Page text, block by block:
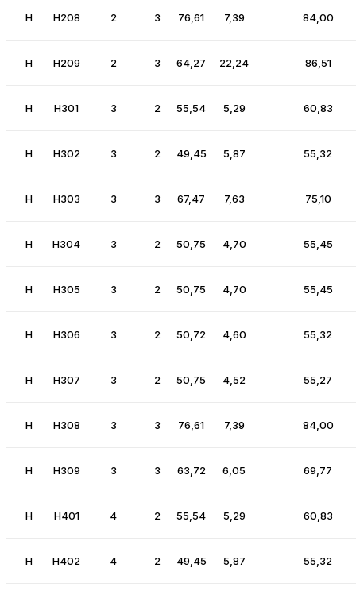
H H208 2 3 76,61 7,39 84,00
H H209 2 3 64,27 22,24 86,51
H H301 3 2 55,54 5,29 60,83
H H302 3 2 49,45 5,87 55,32
H H303 3 3 67,47 7,63 75,10
H H304 3 2 50,75 4,70 55,45
H H305 3 2 50,75 4,70 55,45
H H306 3 2 50,72 4,60 55,32
H H307 3 2 50,75 4,52 55,27
H H308 3 3 76,61 7,39 84,00
H H309 3 3 63,72 6,05 69,77
H H401 4 2 55,54 5,29 60,83
H H402 4 2 49,45 5,87 55,32